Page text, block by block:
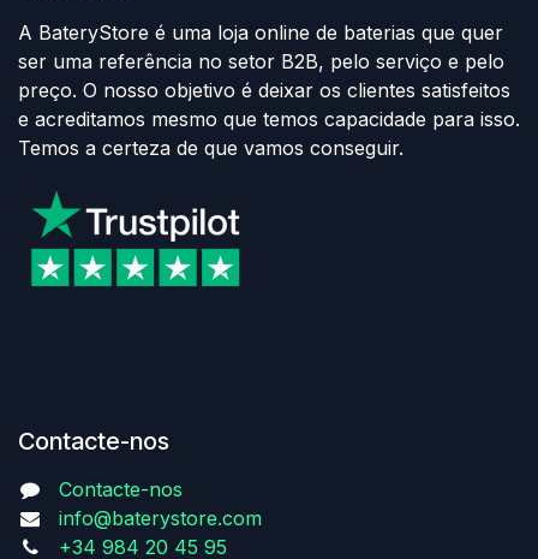
A BateryStore é uma loja online de baterias que quer
ser uma referência no setor B2B, pelo serviço e pelo
preço. O nosso objetivo é deixar os clientes satisfeitos
e acreditamos mesmo que temos capacidade para isso.
Temos a certeza de que vamos conseguir.
Contacte-nos
Contacte-nos
info@baterystore.com
+34 984 20 45 95